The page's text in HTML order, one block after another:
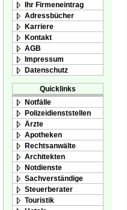
Ihr Firmeneintrag
Adressbücher
Karriere
Kontakt
AGB
Impressum
Datenschutz
Quicklinks
Notfälle
Polizeidienststellen
Ärzte
Apotheken
Rechtsanwälte
Architekten
Notdienste
Sachverständige
Steuerberater
Touristik